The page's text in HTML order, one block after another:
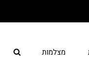
מצלמות